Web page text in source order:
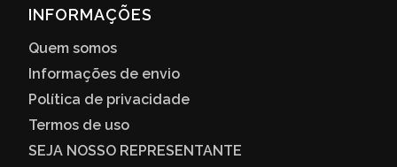
INFORMAÇÕES
Quem somos
Informações de envio
Política de privacidade
Termos de uso
SEJA NOSSO REPRESENTANTE